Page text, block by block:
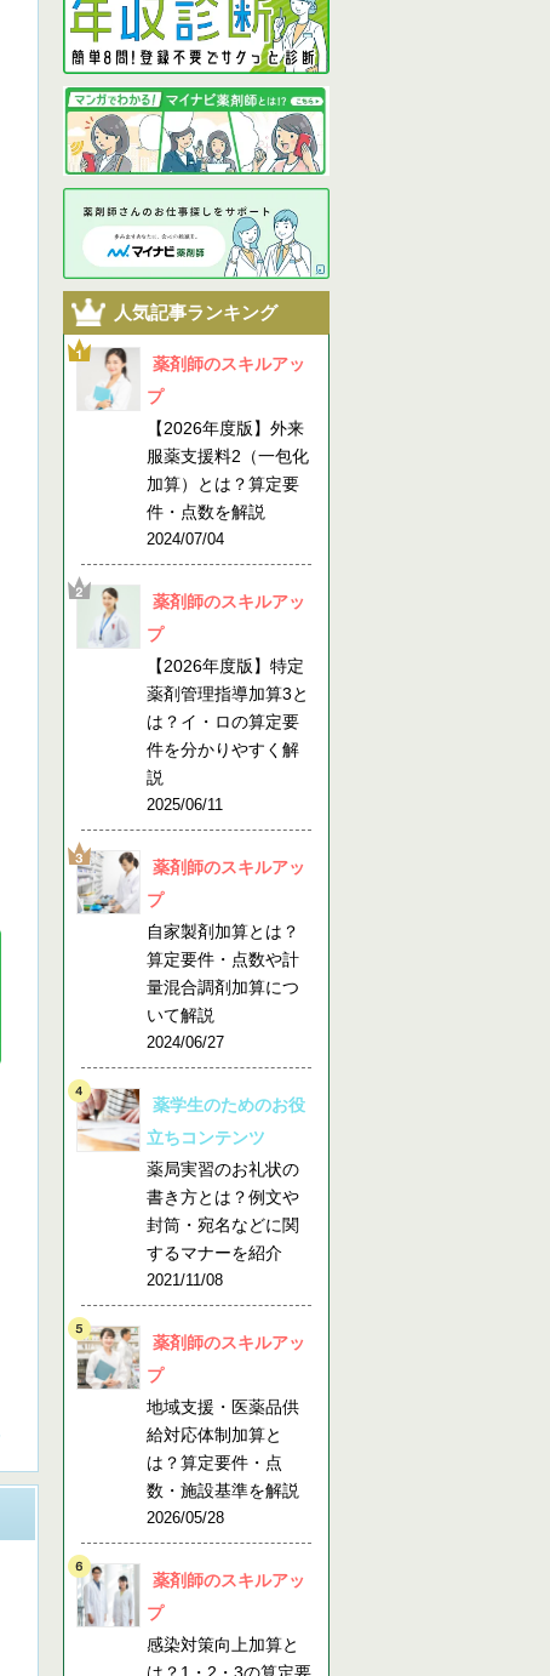
人気記事ランキング
薬剤師のスキルアッ
プ
【2026年度版】外来
服薬支援料2（一包化
加算）とは？算定要
件・点数を解説
2024/07/04
薬剤師のスキルアッ
プ
【2026年度版】特定
薬剤管理指導加算3と
は？イ・ロの算定要
件を分かりやすく解
説
2025/06/11
薬剤師のスキルアッ
プ
自家製剤加算とは？
算定要件・点数や計
量混合調剤加算につ
いて解説
2024/06/27
薬学生のためのお役
立ちコンテンツ
薬局実習のお礼状の
書き方とは？例文や
封筒・宛名などに関
するマナーを紹介
2021/11/08
薬剤師のスキルアッ
プ
地域支援・医薬品供
給対応体制加算と
は？算定要件・点
数・施設基準を解説
2026/05/28
薬剤師のスキルアッ
プ
感染対策向上加算と